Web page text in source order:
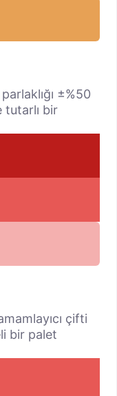
±%50
tutarlı bir
çifti
bir palet